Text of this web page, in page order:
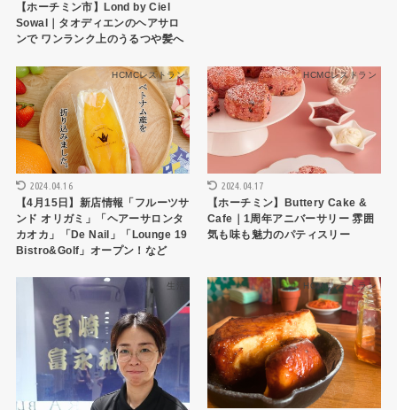
【ホーチミン市】Lond by Ciel
Sowal｜タオディエンのヘアサロ
ンで ワンランク上のうるつや髪へ
HCMCレストラン
2024.04.16
【4月15日】新店情報「フルーツサ
ンド オリガミ」「ヘアーサロンタ
カオカ」「De Nail」「Lounge 19
Bistro&Golf」オープン！など
HCMCレストラン
2024.04.17
【ホーチミン】Buttery Cake &
Cafe｜1周年アニバーサリー 雰囲
気も味も魅力のパティスリー
生活 HCMCレストラン